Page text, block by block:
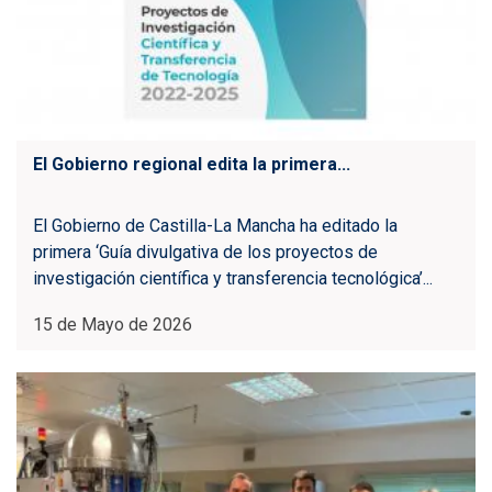
El Gobierno regional edita la primera...
El Gobierno de Castilla-La Mancha ha editado la
primera ‘Guía divulgativa de los proyectos de
investigación científica y transferencia tecnológica’...
15 de Mayo de 2026